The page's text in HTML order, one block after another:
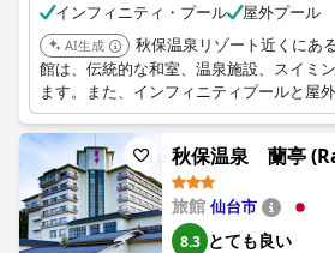
インフィニティ・プール 屋外プール
AI生成
秋保温泉リゾート近くにあ
館は、伝統的な和室、温泉施設、スイミ
ます。また、インフィニティプールと屋
す。
秋保温泉 蘭亭
旅館 仙台市
8.3 とても良い